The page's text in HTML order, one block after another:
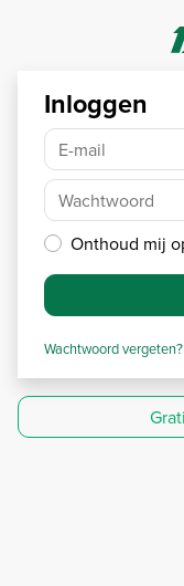
Inloggen
E-mail
Wachtwoord
Onthoud mij
Wachtwoord vergeten?